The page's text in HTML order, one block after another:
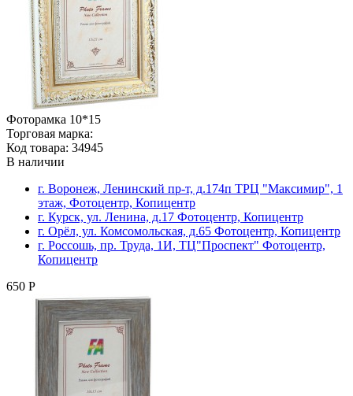
Фоторамка 10*15
Торговая марка:
Код товара: 34945
В наличии
г. Воронеж, Ленинский пр-т, д.174п ТРЦ "Максимир", 1
этаж, Фотоцентр, Копицентр
г. Курск, ул. Ленина, д.17 Фотоцентр, Копицентр
г. Орёл, ул. Комсомольская, д.65 Фотоцентр, Копицентр
г. Россошь, пр. Труда, 1И, ТЦ"Проспект" Фотоцентр,
Копицентр
650 Р